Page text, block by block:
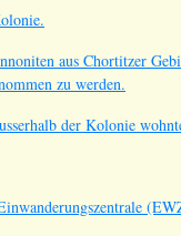
aus Chortitzer
zu werden.
der Kolonie